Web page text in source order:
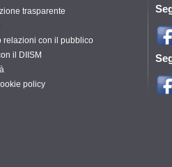
trasparente
relazioni con il pubblico
il DIISM
policy